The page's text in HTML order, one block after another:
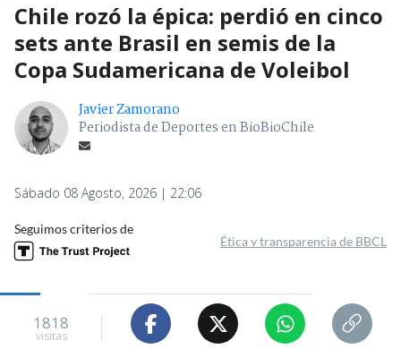
Chile rozó la épica: perdió en cinco
sets ante Brasil en semis de la
Copa Sudamericana de Voleibol
Javier Zamorano
Periodista de Deportes en BioBioChile
Sábado 08 Agosto, 2026 | 22:06
Seguimos criterios de
Ética y transparencia de BBCL
1818
visitas